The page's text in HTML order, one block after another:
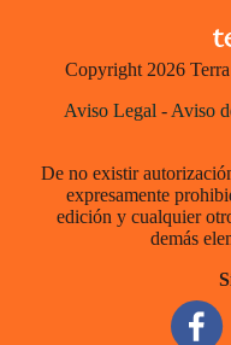
Copyright 2026
Aviso Legal - Aviso
De no existir
expresamente
edición y cualquier
demás